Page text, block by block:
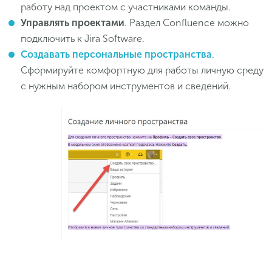
работу над проектом с участниками команды.
Управлять проектами. Раздел Confluence можно
подключить к Jira Software.
Создавать персональные пространства.
Сформируйте комфортную для работы личную среду
с нужным набором инструментов и сведений.